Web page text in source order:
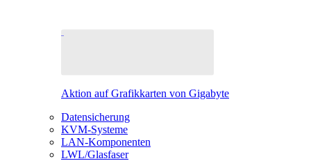
Aktion auf Grafikkarten von Gigabyte
Datensicherung
KVM-Systeme
LAN-Komponenten
LWL/Glasfaser